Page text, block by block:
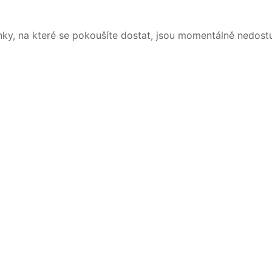
na které se pokoušíte dostat, jsou momentálně